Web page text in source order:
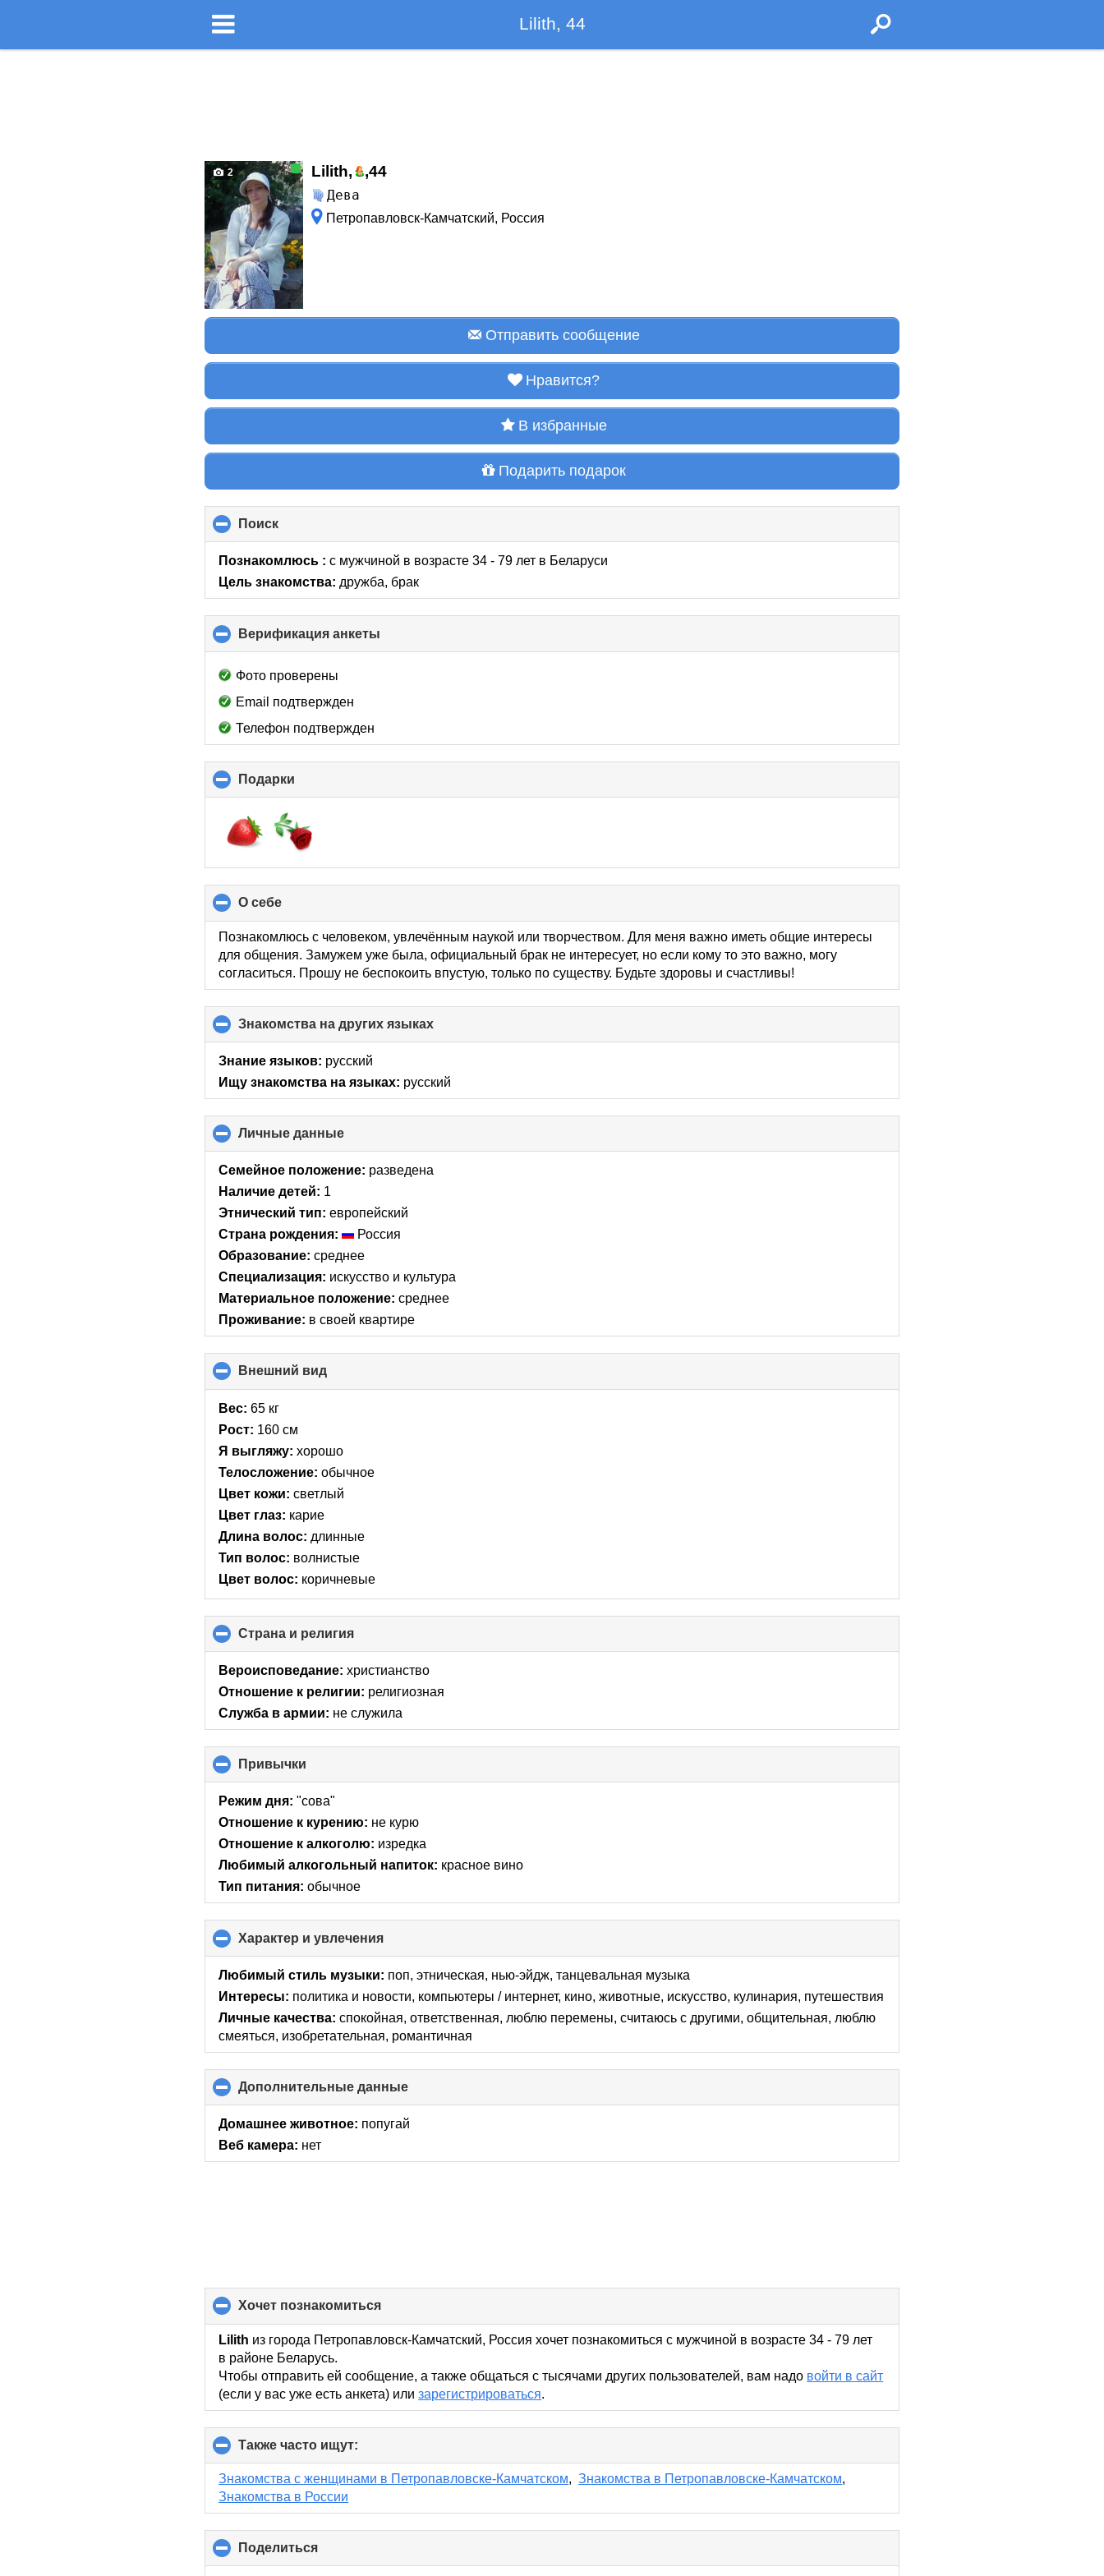
Lilith, 44
2 Lilith, ,44
Дева
Петропавловск-Камчатский, Россия
Отправить сообщение
Нравится?
В избранные
Подарить подарок
Поиск
to
collapse
Познакомлюсь :с мужчиной в возрасте 34 - 79 лет в Беларуси
Цель знакомства: дружба, брак
Верификация анкеты
to
Фото проверены
Email подтвержден
Телефон подтвержден
Подарки
to
contents
О себе
to
collapse
contents
Познакомлюсь с человеком, увлечённым наукой или творчеством. Для меня важно иметь общие интересы
для общения. Замужем уже была, официальный брак не интересует, но если кому то это важно, могу
согласиться. Прошу не беспокоить впустую, только по существу. Будьте здоровы и счастливы!
Знакомства на других языках
to
contents
Знание языков: русский
Ищу знакомства на языках: русский
Личные данные
to
collapse
Семейное положение: разведена
Наличие детей: 1
Этнический тип: европейский
Страна рождения:
Россия
Образование: среднее
Специализация: искусство и культура
Материальное положение: среднее
Проживание: в своей квартире
Внешний вид
to
Вес: 65 кг
Рост: 160 см
Я выгляжу: хорошо
Телосложение: обычное
Цвет кожи: светлый
Цвет глаз: карие
Длина волос: длинные
Тип волос: волнистые
Цвет волос: коричневые
Страна и религия
to
collapse
Вероисповедание: христианство
Отношение к религии: религиозная
Служба в армии: не служила
Привычки
to
collapse
Режим дня: "сова"
Отношение к курению: не курю
Отношение к алкоголю: изредка
Любимый алкогольный напиток: красное вино
Тип питания: обычное
Характер и увлечения
to
collapse
Любимый стиль музыки: поп, этническая, нью-эйдж, танцевальная музыка
Интересы: политика и новости, компьютеры / интернет, кино, животные, искусcтво, кулинария, путешествия
Личные качества: спокойная, ответственная, люблю перемены, считаюсь с другими, общительная, люблю
смеяться, изобретательная, романтичная
Дополнительные данные
to
collapse
Домашнее животное: попугай
Веб камера: нет
хочет познакомиться
to
collapse
Lilith из города Петропавловск-Камчатский, Россия хочет познакомиться с мужчиной в возрасте 34 - 79 лет
в районе Беларусь.
Чтобы отправить ей сообщение, а также общаться с тысячами других пользователей, вам надо войти в сайт
(если у вас уже есть анкета) илизарегистрироваться.
Также часто ищут:
to
collapse
Знакомства с женщинами в Петропавловске-Камчатском,Знакомства в Петропавловске-Камчатском,
Знакомства в России
Поделиться
to